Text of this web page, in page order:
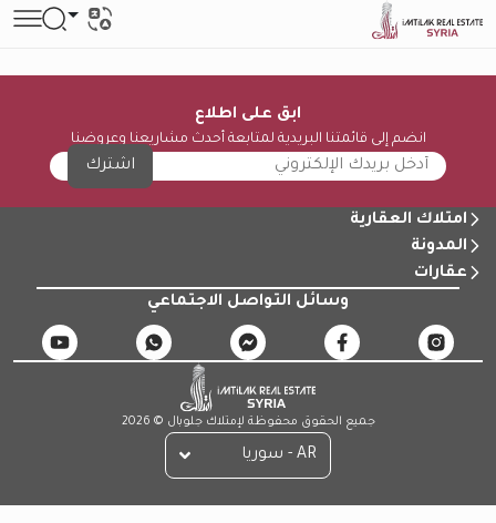
ابق على اطلاع
انضم إلى قائمتنا البريدية لمتابعة أحدث مشاريعنا وعروضنا
اشترك
امتلاك العقارية
المدونة
عقارات
وسائل التواصل الاجتماعي
جميع الحقوق محفوظة لإمتلاك جلوبال © 2026
AR - سوريا